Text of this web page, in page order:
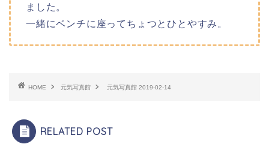
ました。
一緒にベンチに座ってちょつとひとやすみ。
HOME 元気写真館 元気写真館 2019-02-14
RELATED POST